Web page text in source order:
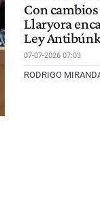
Con cambios
Llaryora
Ley
07-07-2026 07:03
RODRIGO